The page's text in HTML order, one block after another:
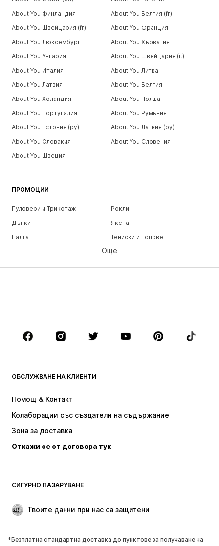
ПРОМОЦИИ
Пуловери и Трикотаж
Рокли
Дънки
Якета
Палта
Тениски и топове
Бельо
Поли
Блузи и туники
Аксесоари
Premium
НОВО
Пуловери и Трикотаж
Бельо
Палта
Поли
Специални Поводи
ОБУВКИ
Още
ОБСЛУЖВАНЕ НА КЛИЕНТИ
Помощ & Контакт
Колаборации със създатели на съдържание
Зона за доставка
Откажи се от договора тук
СИГУРНО ПАЗАРУВАНЕ
Твоите данни при нас са защитени
*Безплатна стандартна доставка до пунктове за получаване на
About You Финландия
About You Белгия (fr)
About You Швейцария (fr)
About You Франция
About You Люксембург
About You Хърватия
About You Унгария
About You Швейцария (it)
About You Италия
About You Литва
About You Латвия
About You Белгия
About You Холандия
About You Полша
About You Португалия
About You Румъния
About You Естония (ру)
About You Латвия (ру)
About You Словакия
About You Словения
About You Швеция